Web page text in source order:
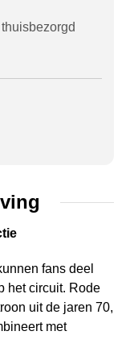
fans deel
het circuit. Rode
uit de jaren 70,
met